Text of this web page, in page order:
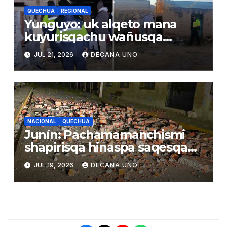
QUECHUA REGIONAL
Yunguyo: uk alqeto mana
kuyurisqachu wañusqa
uywaqnimpaq larunmanta
JUL 21, 2026 DECANA UNO
NACIONAL QUECHUA
Junín: Pachamamanchismi
shapirisqa hinaspa saqesqa
wañusqakunata
JUL 19, 2026 DECANA UNO